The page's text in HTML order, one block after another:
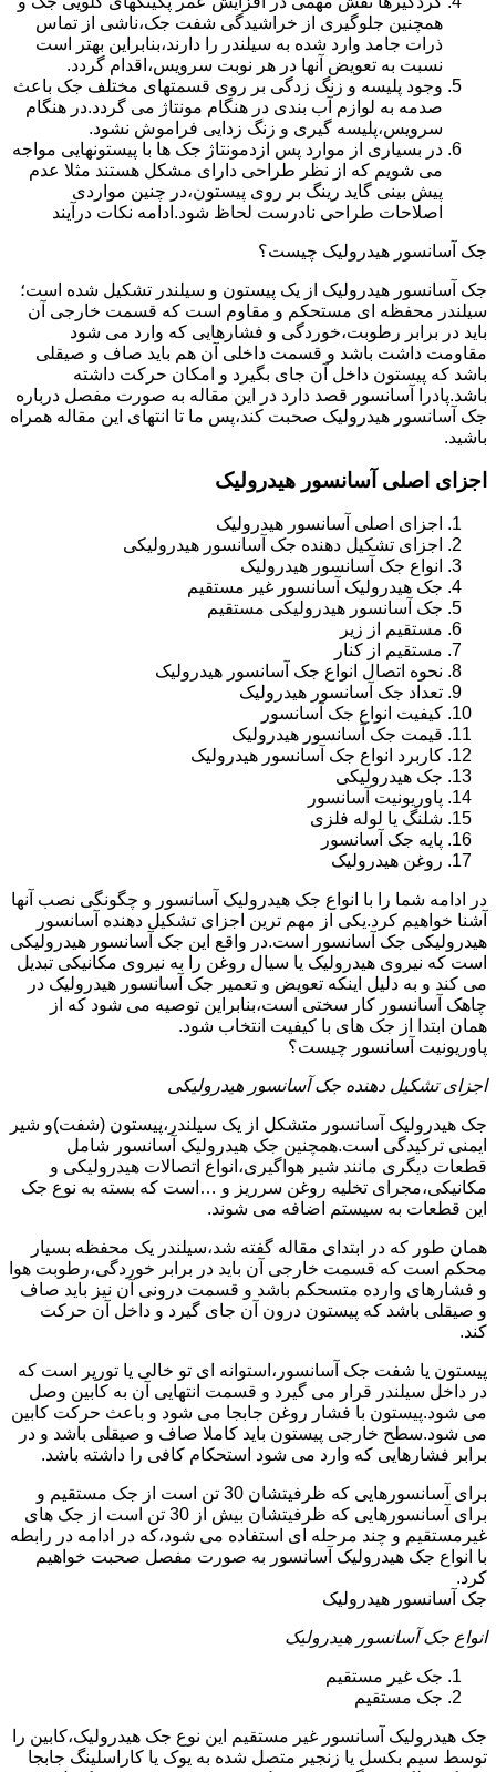
همچنین جلوگیری از خراشیدگی شفت جک،ناشی از تماس
ذرات جامد وارد شده به سیلندر را دارند،بنابراین بهتر است
نسبت به تعویض آنها در هر نوبت سرویس،اقدام گردد.
وجود پلیسه و زنگ زدگی بر روی قسمتهای مختلف جک باعث
صدمه به لوازم آب بندی در هنگام مونتاژ می گردد.در هنگام
سرویس،پلیسه گیری و زنگ زدایی فراموش نشود.
در بسیاری از موارد پس ازدمونتاژ جک ها با پیستونهایی مواجه
می شویم که از نظر طراحی دارای مشکل هستند مثلا عدم
پیش بینی گاید رینگ بر روی پیستون،در چنین مواردی
اصلاحات طراحی نادرست لحاظ شود.ادامه نکات درآیند
جک آسانسور هیدرولیک چیست؟
جک آسانسور هیدرولیک از یک پیستون و سیلندر تشکیل شده است؛
سیلندر محفظه ای مستحکم و مقاوم است که قسمت خارجی آن
باید در برابر رطوبت،خوردگی و فشارهایی که وارد می شود
مقاومت داشت باشد و قسمت داخلی آن هم باید صاف و صیقلی
باشد که پیستون داخل آن جای بگیرد و امکان حرکت داشته
باشد.پادرا آسانسور قصد دارد در این مقاله به صورت مفصل درباره
جک آسانسور هیدرولیک صحبت کند،پس ما تا انتهای این مقاله همراه
باشید.
اجزای اصلی آسانسور هیدرولیک
اجزای اصلی آسانسور هیدرولیک
اجزای تشکیل دهنده جک آسانسور هیدرولیکی
انواع جک آسانسور هیدرولیک
جک هیدرولیک آسانسور غیر مستقیم
جک آسانسور هیدرولیکی مستقیم
مستقیم از زیر
مستقیم از کنار
نحوه اتصال انواع جک آسانسور هیدرولیک
تعداد جک آسانسور هیدرولیک
کیفیت انواع جک آسانسور
قیمت جک آسانسور هیدرولیک
کاربرد انواع جک آسانسور هیدرولیک
جک هیدرولیکی
پاوریونیت آسانسور
شلنگ یا لوله فلزی
پایه جک آسانسور
روغن هیدرولیک
در ادامه شما را با انواع جک هیدرولیک آسانسور و چگونگی نصب آنها
آشنا خواهیم کرد.یکی از مهم ترین اجزای تشکیل دهنده آسانسور
هیدرولیکی جک آسانسور است.در واقع این جک آسانسور هیدرولیکی
است که نیروی هیدرولیک یا سیال روغن را به نیروی مکانیکی تبدیل
می کند و به دلیل اینکه تعویض و تعمیر جک آسانسور هیدرولیک در
چاهک آسانسور کار سختی است،بنابراین توصیه می شود که از
همان ابتدا از جک های با کیفیت انتخاب شود.
پاوریونیت آسانسور چیست؟
اجزای تشکیل دهنده جک آسانسور هیدرولیکی
جک هیدرولیک آسانسور متشکل از یک سیلندر،پیستون (شفت)و شیر
ایمنی ترکیدگی است.همچنین جک هیدرولیک آسانسور شامل
قطعات دیگری مانند شیر هواگیری،انواع اتصالات هیدرولیکی و
مکانیکی،مجرای تخلیه روغن سرریز و …است که بسته به نوع جک
این قطعات به سیستم اضافه می شوند.
همان طور که در ابتدای مقاله گفته شد،سیلندر یک محفظه بسیار
محکم است که قسمت خارجی آن باید در برابر خوردگی،رطوبت هوا
و فشارهای وارده متسحکم باشد و قسمت درونی آن نیز باید صاف
و صیقلی باشد که پیستون درون آن جای گیرد و داخل آن حرکت
کند.
پیستون یا شفت جک آسانسور،استوانه ای تو خالی یا تورپر است که
در داخل سیلندر قرار می گیرد و قسمت انتهایی آن به کابین وصل
می شود.پیستون با فشار روغن جابجا می شود و باعث حرکت کابین
می شود.سطح خارجی پیستون باید کاملا صاف و صیقلی باشد و در
برابر فشارهایی که وارد می شود استحکام کافی را داشته باشد.
برای آسانسورهایی که ظرفیتشان 30 تن است از جک مستقیم و
برای آسانسورهایی که ظرفیتشان بیش از 30 تن است از جک های
غیرمستقیم و چند مرحله ای استفاده می شود،که در ادامه در رابطه
با انواع جک هیدرولیک آسانسور به صورت مفصل صحبت خواهیم
کرد.
جک آسانسور هیدرولیک
انواع جک آسانسور هیدرولیک
جک غیر مستقیم
جک مستقیم
جک هیدرولیک آسانسور غیر مستقیم این نوع جک هیدرولیک،کابین را
توسط سیم بکسل یا زنجیر متصل شده به یوک یا کاراسلینگ جابجا